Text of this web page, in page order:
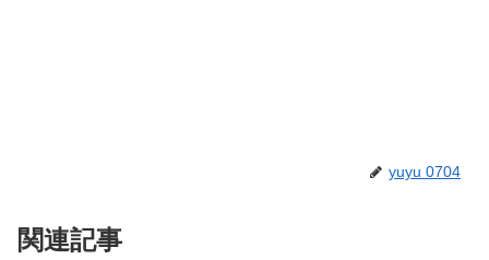
yuyu 0704
関連記事